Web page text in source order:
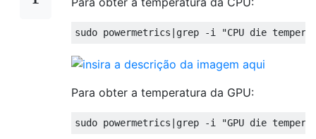
sudo powermetrics | grep -i "CPU die
Para obter a temperatura da GPU:
sudo powermetrics grep -i "GPU die